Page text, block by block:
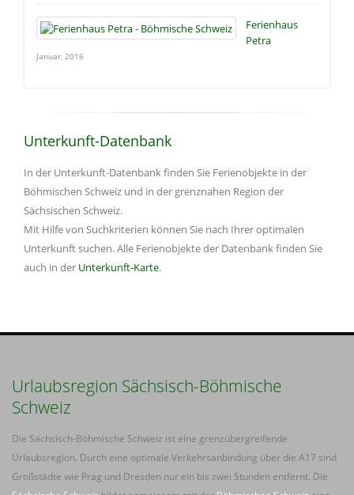
Ferienhaus
Petra
Januar, 2016
Unterkunft-Datenbank
In der Unterkunft-Datenbank finden Sie Ferienobjekte in der
Böhmischen Schweiz und in der grenznahen Region der
Sächsischen Schweiz.
Mit Hilfe von Suchkriterien können Sie nach Ihrer optimalen
Unterkunft suchen. Alle Ferienobjekte der Datenbank finden Sie
auch in der Unterkunft-Karte.
Urlaubsregion Sächsisch-Böhmische
Schweiz
Die Sächsisch-Böhmische Schweiz ist eine grenzübergreifende
Urlaubsregion. Durch eine optimale Verkehrsanbindung über die A17 sind
Großstädte wie Prag und Dresden nur ein bis zwei Stunden entfernt. Die